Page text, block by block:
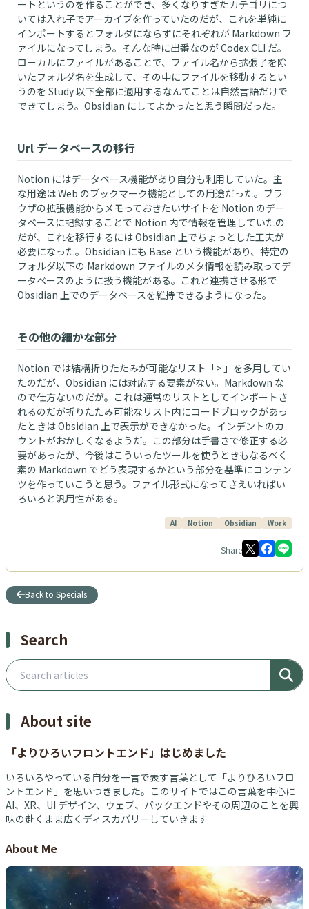
ートというのを作ることができ、多くなりすぎたカテゴリにつ
いては入れ子でアーカイブを作っていたのだが、これを単純に
インポートするとフォルダにならずにそれぞれが Markdown フ
ァイルになってしまう。そんな時に出番なのが Codex CLI だ。
ローカルにファイルがあることで、ファイル名から拡張子を除
いたフォルダ名を生成して、その中にファイルを移動するとい
うのを Study 以下全部に適用するなんてことは自然言語だけで
できてしまう。Obsidian にしてよかったと思う瞬間だった。
Url データベースの移行
Notion にはデータベース機能があり自分も利用していた。主
な用途は Web のブックマーク機能としての用途だった。ブラ
ウザの拡張機能からメモっておきたいサイトを Notion のデー
タベースに記録することで Notion 内で情報を管理していたの
だが、これを移行するには Obsidian 上でちょっとした工夫が
必要になった。Obsidian にも Base という機能があり、特定の
フォルダ以下の Markdown ファイルのメタ情報を読み取ってデ
ータベースのように扱う機能がある。これと連携させる形で
Obsidian 上でのデータベースを維持できるようになった。
その他の細かな部分
Notion では結構折りたたみが可能なリスト「> 」を多用してい
たのだが、Obsidian には対応する要素がない。Markdown な
ので仕方ないのだが。これは通常のリストとしてインポートさ
れるのだが折りたたみ可能なリスト内にコードブロックがあっ
たときは Obsidian 上で表示ができなかった。インデントのカ
ウントがおかしくなるようだ。この部分は手書きで修正する必
要があったが、今後はこういったツールを使うときもなるべく
素の Markdown でどう表現するかという部分を基準にコンテン
ツを作っていこうと思う。ファイル形式になってさえいればい
ろいろと汎用性がある。
AI Notion Obsidian Work
Share
Back to Specials
Search
Search articles
About site
「よりひろいフロントエンド」はじめました
いろいろやっている自分を一言で表す言葉として「よりひろいフロ
ントエンド」を思いつきました。このサイトではこの言葉を中心に
AI、XR、UI デザイン、ウェブ、バックエンドやその周辺のことを興
味の赴くまま広くディスカバリーしていきます
About Me